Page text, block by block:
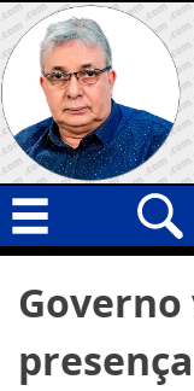
Skip
to
content
Geral
Cidades
por: